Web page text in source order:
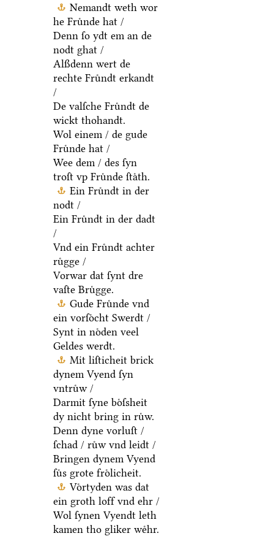
Nemandt weth wor
he Fruͤnde hat /
Denn ſo ydt em an de
nodt ghat /
Alßdenn wert de
rechte Fruͤndt erkandt
/
De valſche Fruͤndt de
wickt thohandt.
Wol einem / de gude
Fruͤnde hat /
Wee dem / des ſyn
troſt vp Fruͤnde ſtaͤth.
Ein Fruͤndt in der
nodt /
Ein Fruͤndt in der dadt
/
Vnd ein Fruͤndt achter
ruͤgge /
Vorwar dat ſynt dre
vaſte Bruͤgge.
Gude Fruͤnde vnd
ein vorſoͤcht Swerdt /
Synt in noͤden veel
Geldes werdt.
Mit liſticheit brick
dynem Vyend ſyn
vntruͤw /
Darmit ſyne boͤſsheit
dy nicht bring in ruͤw.
Denn dyne vorluſt /
ſchad / ruͤw vnd leidt /
Bringen dynem Vyend
ſuͤs grote froͤlicheit.
Voͤrtyden was dat
ein groth loff vnd ehr /
Wol ſynen Vyendt leth
kamen tho gliker weͤhr.